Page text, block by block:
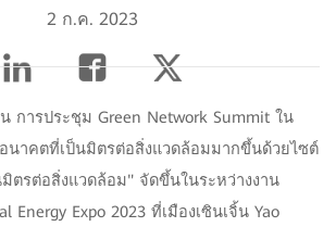
2 ก.ค. 2023
การประชุม Green Network Summit ใน
นาคตที่เป็นมิตรต่อสิ่งแวดล้อมมากขึ้นด้วยไซต์
ตรต่อสิ่งแวดล้อม" จัดขึ้นในระหว่างงาน
Energy Expo 2023 ที่เมืองเซินเจิ้น Yao